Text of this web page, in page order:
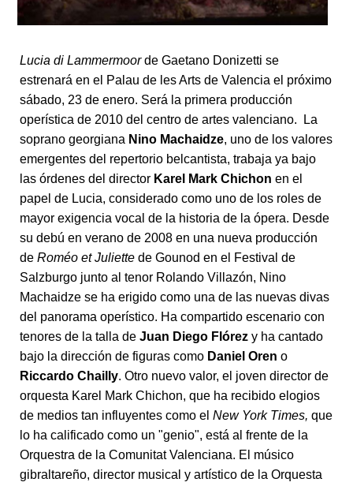
Lucia di Lammermoorde Gaetano Donizetti se
estrenará en el Palau de les Arts de Valencia el próximo
sábado, 23 de enero. Será la primera producción
operística de 2010 del centro de artes valenciano. La
soprano georgiana Nino Machaidze, uno de los valores
emergentes del repertorio belcantista, trabaja ya bajo
las órdenes del director Karel Mark Chichon en el
papel de Lucia, considerado como uno de los roles de
mayor exigencia vocal de la historia de la ópera. Desde
su debú en verano de 2008 en una nueva producción
de Roméo et Juliettede Gounod en el Festival de
Salzburgo junto al tenor Rolando Villazón, Nino
Machaidze se ha erigido como una de las nuevas divas
del panorama operístico. Ha compartido escenario con
tenores de la talla de Juan Diego Flórezy ha cantado
bajo la dirección de figuras como Daniel Oren o
Riccardo Chailly. Otro nuevo valor, el joven director de
orquesta Karel Mark Chichon, que ha recibido elogios
de medios tan influyentes como el New York Times, que
lo ha calificado como un "genio", está al frente de la
Orquestra de la Comunitat Valenciana. El músico
gibraltareño, director musical y artístico de la Orquesta